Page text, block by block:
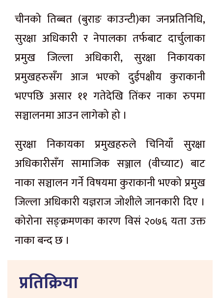
चीनको तिब्बत (बुराङ काउन्टी)का जनप्रतिनिधि,
सुरक्षा अधिकारी र नेपालका तर्फबाट दार्चुलाका
प्रमुख जिल्ला अधिकारी, सुरक्षा निकायका
प्रमुखहरुसँग आज भएको दुईपक्षीय कुराकानी
भएपछि असार ११ गतेदेखि तिंकर नाका रुपमा
सञ्चालनमा आउन लागेको हो ।
सुरक्षा निकायका प्रमुखहरुले चिनियाँ सुरक्षा
अधिकारीसँग सामाजिक सञ्जाल (वीच्याट) बाट
नाका सञ्चालन गर्ने विषयमा कुराकानी भएको प्रमुख
जिल्ला अधिकारी यज्ञराज जोशीले जानकारी दिए ।
कोरोना सङ्क्रमणका कारण विसं २०७६ यता उक्त
नाका बन्द छ ।
प्रतिक्रिया